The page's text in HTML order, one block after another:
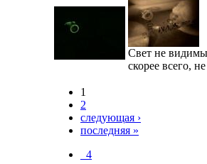
Свет не
скорее всего,
1
2
следующая ›
последняя »
_4